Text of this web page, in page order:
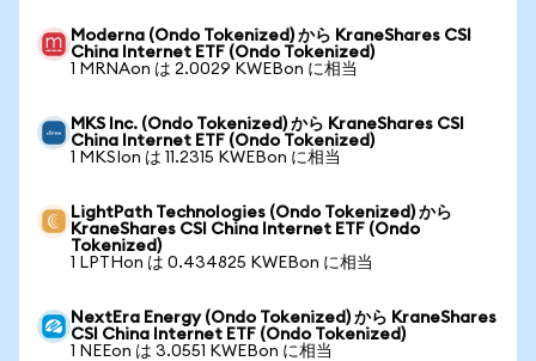
Moderna (Ondo Tokenized) から KraneShares CSI
China Internet ETF (Ondo Tokenized)
1 MRNAon は 2.0029 KWEBon に相当
MKS Inc. (Ondo Tokenized) から KraneShares CSI
China Internet ETF (Ondo Tokenized)
1 MKSIon は 11.2315 KWEBon に相当
LightPath Technologies (Ondo Tokenized) から
KraneShares CSI China Internet ETF (Ondo
Tokenized)
1 LPTHon は 0.434825 KWEBon に相当
NextEra Energy (Ondo Tokenized) から KraneShares
CSI China Internet ETF (Ondo Tokenized)
1 NEEon は 3.0551 KWEBon に相当